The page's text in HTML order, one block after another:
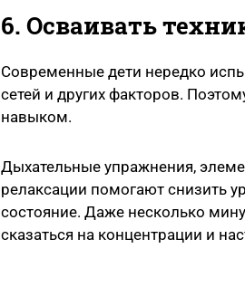
6. Осваивать
Современные дети нередко
сетей и других факторов.
навыком.
Дыхательные упражнения,
релаксации помогают снизить
состояние. Даже несколько
сказаться на концентрации и